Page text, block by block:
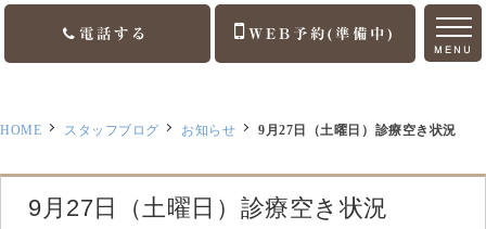
電話する WEB予約(準備中)
MENU
診療案内
HOME スタッフブログ お知らせ 9月27日（土曜日）診療空き状況
9月27日（土曜日）診療空き状況